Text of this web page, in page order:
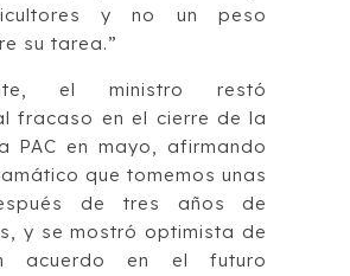
y no un peso
su tarea.”
el ministro restó
fracaso en el cierre de la
PAC en mayo, afirmando
que tomemos unas
de tres años de
y se mostró optimista de
acuerdo en el futuro